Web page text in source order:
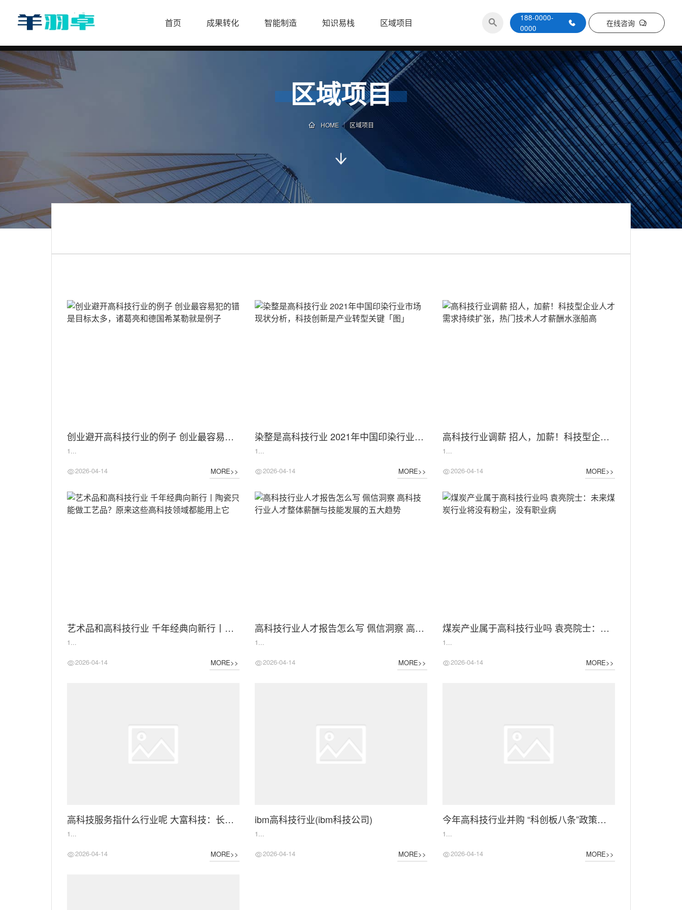
首页 成果转化 智能制造 知识易栈 区域项目
188-0000-
0000
在线咨询
欧
洲
杯
足
育
足
资
讯
区域项目
HOME 区域项目
创业避开高科技行业的例子 创业最容易犯的错是目标太多，诸葛亮和德国希某勒就是例子
1...
2026-04-14 MORE>>
染整是高科技行业 2021年中国印染行业市场现状分析，科技创新是产业转型关键「图」
1...
2026-04-14 MORE>>
高科技行业调薪 招人，加薪！科技型企业人才需求持续扩张，热门技术人才薪酬水涨船高
1...
2026-04-14 MORE>>
艺术品和高科技行业 千年经典向新行丨陶瓷只能做工艺品？原来这些高科技领域都能用上它
1...
2026-04-14 MORE>>
高科技行业人才报告怎么写 佩信洞察 高科技行业人才整体薪酬与技能发展的五大趋势
1...
2026-04-14 MORE>>
煤炭产业属于高科技行业吗 袁亮院士：未来煤炭行业将没有粉尘，没有职业病
1...
2026-04-14 MORE>>
高科技服务指什么行业呢 大富科技：长期服务全球多行业头部企业，包括移动通信，智能终端和汽车零部件领域
1...
2026-04-14 MORE>>
ibm高科技行业(ibm科技公司)
1...
2026-04-14 MORE>>
今年高科技行业并购 “科创板八条”政策东风起 硬科技领域并购重组忙
1...
2026-04-14 MORE>>